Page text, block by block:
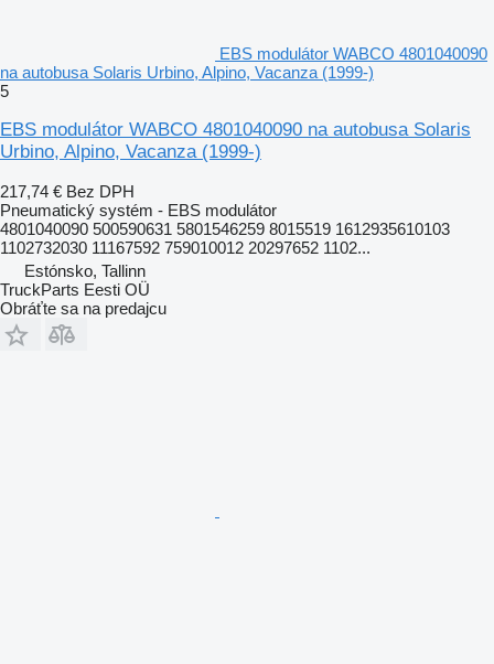
EBS modulátor WABCO 4801040090
na autobusa Solaris Urbino, Alpino, Vacanza (1999-)
5
EBS modulátor WABCO 4801040090 na autobusa Solaris
Urbino, Alpino, Vacanza (1999-)
217,74 € Bez DPH
Pneumatický systém - EBS modulátor
4801040090 500590631 5801546259 8015519 1612935610103
1102732030 11167592 759010012 20297652 1102...
Estónsko, Tallinn
TruckParts Eesti OÜ
Obráťte sa na predajcu